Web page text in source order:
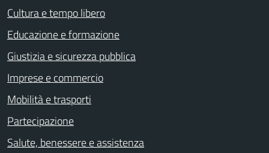
Cultura e tempo libero
Educazione e formazione
Giustizia e sicurezza pubblica
Imprese e commercio
Mobilità e trasporti
Partecipazione
Salute, benessere e assistenza